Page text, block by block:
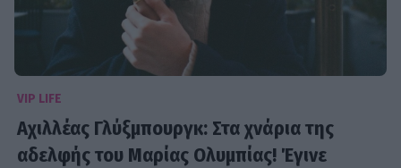
VIP LIFE
Αχιλλέας Γλύξμπουργκ: Στα χνάρια της
αδελφής του Μαρίας Ολυμπίας! Έγινε